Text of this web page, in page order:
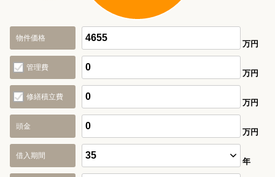
物件価格
万円
管理費
万円
修繕積立費
万円
頭金
万円
借入期間
年